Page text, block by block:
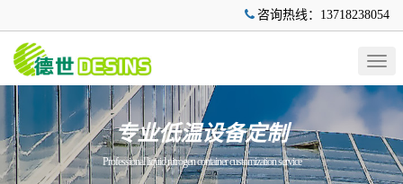
咨询热线：13718238054
专业低温设备定制
Professional liquid nitrogen container customization service